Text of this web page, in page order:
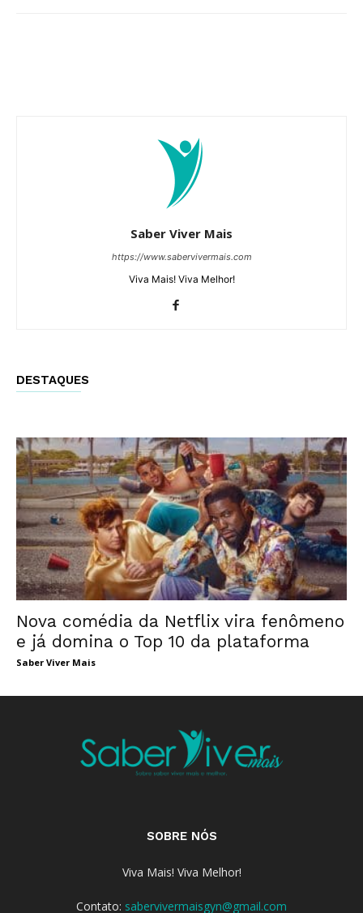
Saber Viver Mais
https://www.sabervivermais.com
Viva Mais! Viva Melhor!
DESTAQUES
Nova comédia da Netflix vira fenômeno
e já domina o Top 10 da plataforma
Saber Viver Mais
SOBRE NÓS
Viva Mais! Viva Melhor!
Contato: sabervivermaisgyn@gmail.com